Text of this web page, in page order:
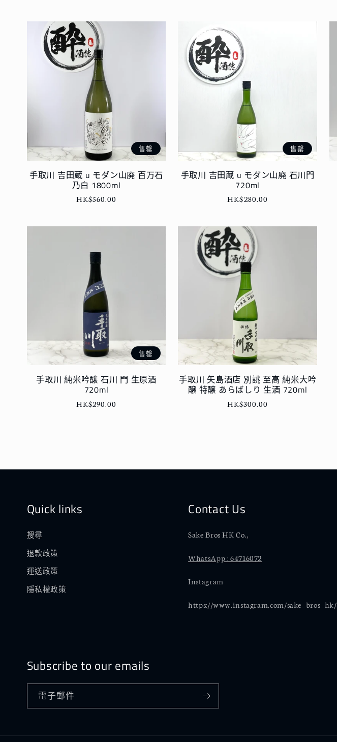
售罄
手取川 吉田蔵 u モダン山廃 百万石
乃白 1800ml
定
HK$560.00
售罄
手取川 吉田蔵 u モダン山廃 石川門
720ml
定
HK$280.00
售罄
手取川 純米吟醸 石川 門 生原酒
720ml
定
HK$290.00
手取川 矢島酒店 別誂 至高 純米大吟
醸 特醸 あらばしり 生酒 720ml
定
HK$300.00
Quick links
搜尋
退款政策
運送政策
隱私權政策
Contact Us
Sake Bros HK Co.,
WhatsApp : 64716072
Instagram
https://www.instagram.com/sake_bros_hk/
Subscribe to our emails
電子郵件